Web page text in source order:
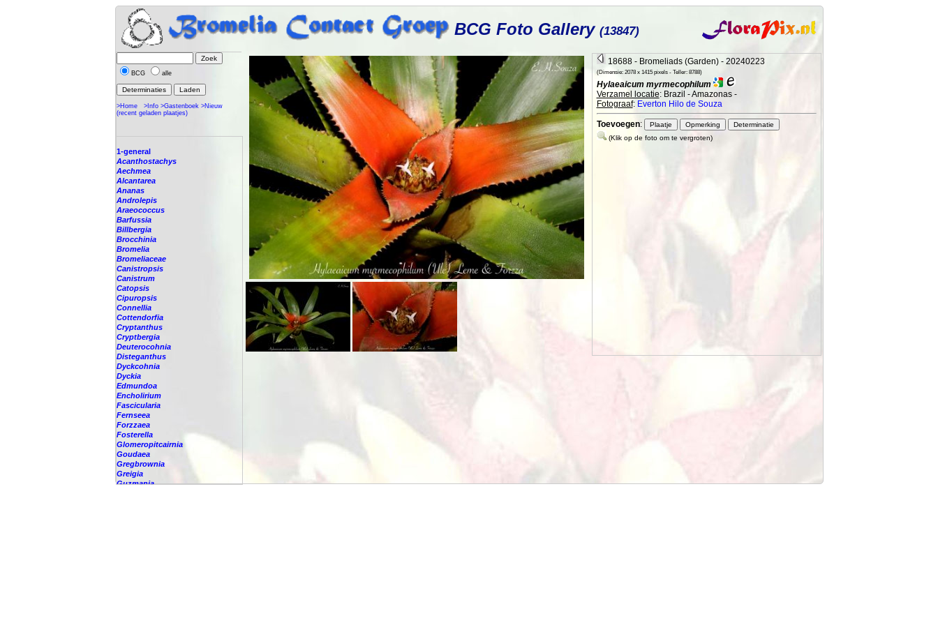
BCG Foto Gallery (13847)
BCG alle
>Home >Info >Gastenboek >Nieuw
(recent geladen plaatjes)
1-general
Acanthostachys
Aechmea
Alcantarea
Ananas
Androlepis
Araeococcus
Barfussia
Billbergia
Brocchinia
Bromelia
Bromeliaceae
Canistropsis
Canistrum
Catopsis
Cipuropsis
Connellia
Cottendorfia
Cryptanthus
Cryptbergia
Deuterocohnia
Disteganthus
Dyckcohnia
Dyckia
Edmundoa
Encholirium
Fascicularia
Fernseea
Forzzaea
Fosterella
Glomeropitcairnia
Goudaea
Gregbrownia
Greigia
Guzmania
18688 - Bromeliads (Garden) - 20240223
(Dimensie: 2078 x 1415 pixels - Teller: 8788)
Hylaeaicum myrmecophilum
Verzamel locatie: Brazil - Amazonas -
Fotograaf: Everton Hilo de Souza
Toevoegen:
(Klik op de foto om te vergroten)